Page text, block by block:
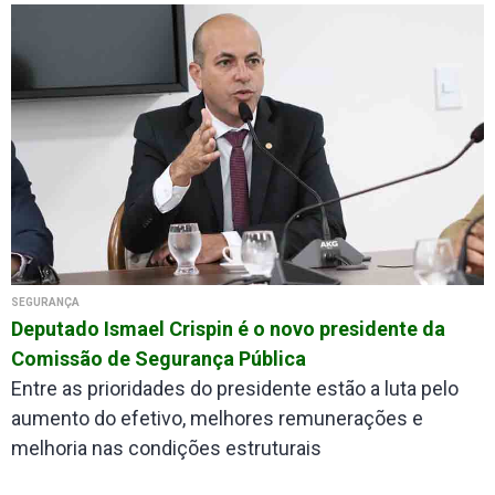
SEGURANÇA
Deputado Ismael Crispin é o novo presidente da
Comissão de Segurança Pública
Entre as prioridades do presidente estão a luta pelo
aumento do efetivo, melhores remunerações e
melhoria nas condições estruturais